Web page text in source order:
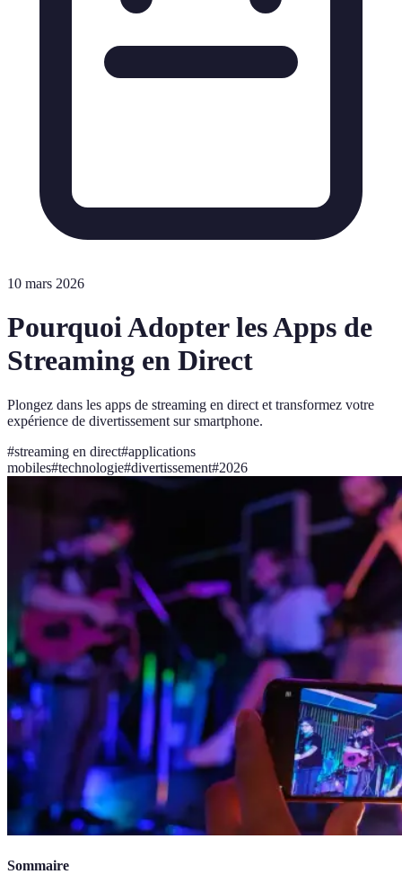
10 mars 2026
Pourquoi Adopter les Apps de
Streaming en Direct
Plongez dans les apps de streaming en direct et transformez votre
expérience de divertissement sur smartphone.
#streaming en direct#applications
mobiles#technologie#divertissement#2026
Sommaire